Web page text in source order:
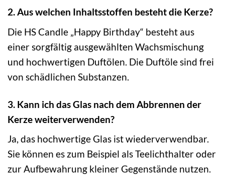
2. Aus welchen Inhaltsstoffen besteht die Kerze?
Die HS Candle „Happy Birthday“ besteht aus
einer sorgfältig ausgewählten Wachsmischung
und hochwertigen Duftölen. Die Duftöle sind frei
von schädlichen Substanzen.
3. Kann ich das Glas nach dem Abbrennen der
Kerze weiterverwenden?
Ja, das hochwertige Glas ist wiederverwendbar.
Sie können es zum Beispiel als Teelichthalter oder
zur Aufbewahrung kleiner Gegenstände nutzen.